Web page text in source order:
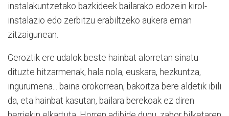
instalakuntzetako bazkideek bailarako edozein kirol-
instalazio edo zerbitzu erabiltzeko aukera eman
zitzaigunean.
Geroztik ere udalok beste hainbat alorretan sinatu
dituzte hitzarmenak, hala nola, euskara, hezkuntza,
ingurumena... baina orokorrean, bakoitza bere aldetik ibili
da, eta hainbat kasutan, bailara berekoak ez diren